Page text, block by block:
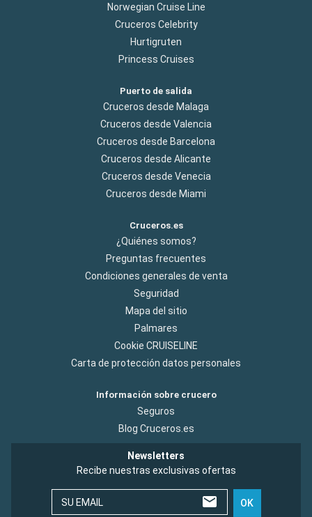
Norwegian Cruise Line
Cruceros Celebrity
Hurtigruten
Princess Cruises
Puerto de salida
Cruceros desde Malaga
Cruceros desde Valencia
Cruceros desde Barcelona
Cruceros desde Alicante
Cruceros desde Venecia
Cruceros desde Miami
Cruceros.es
¿Quiénes somos?
Preguntas frecuentes
Condiciones generales de venta
Seguridad
Mapa del sitio
Palmares
Cookie CRUISELINE
Carta de protección datos personales
Información sobre crucero
Seguros
Blog Cruceros.es
Newsletters
Recibe nuestras exclusivas ofertas
SU EMAIL OK